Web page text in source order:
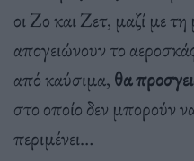
οι Ζο και Ζετ, μαζί με
απογειώνουν το
από καύσιμα, θα
στο οποίο δεν μπορούν
περιμένει…